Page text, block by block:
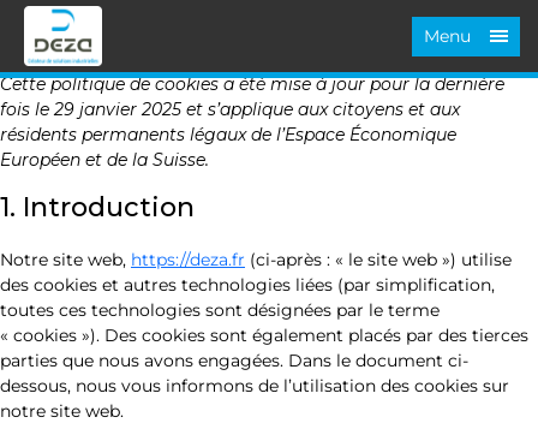
Menu
Cette politique de cookies a été mise à jour pour la dernière
fois le 29 janvier 2025 et s’applique aux citoyens et aux
résidents permanents légaux de l’Espace Économique
Européen et de la Suisse.
1. Introduction
Notre site web, https://deza.fr (ci-après : « le site web ») utilise
des cookies et autres technologies liées (par simplification,
toutes ces technologies sont désignées par le terme
« cookies »). Des cookies sont également placés par des tierces
parties que nous avons engagées. Dans le document ci-
dessous, nous vous informons de l’utilisation des cookies sur
notre site web.